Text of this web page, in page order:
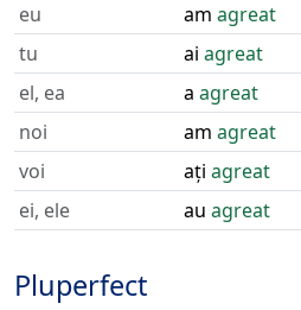
eu am agreat
tu
ai agreat
el, ea
a agreat
noi
am agreat
voi
ați agreat
ei, ele
au agreat
Pluperfect